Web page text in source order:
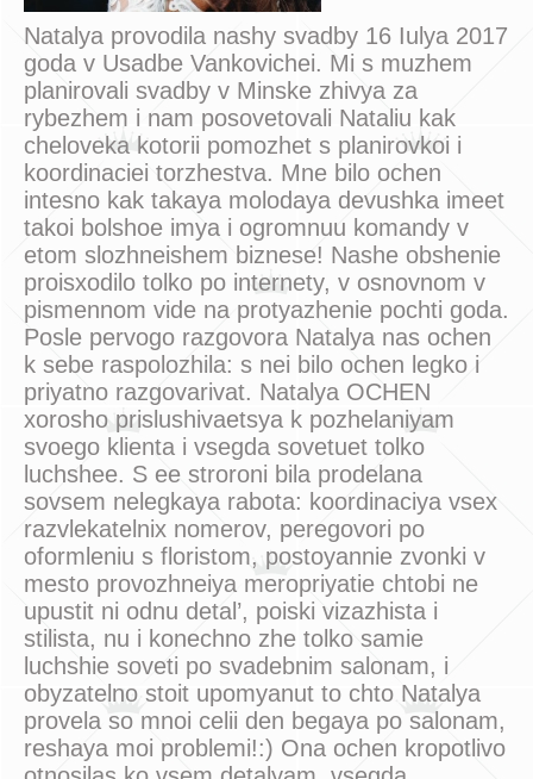
Natalya provodila nashy svadby 16 Iulya 2017
goda v Usadbe Vankovichei. Mi s muzhem
planirovali svadby v Minske zhivya za
rybezhem i nam posovetovali Nataliu kak
cheloveka kotorii pomozhet s planirovkoi i
koordinaciei torzhestva. Mne bilo ochen
intesno kak takaya molodaya devushka imeet
takoi bolshoe imya i ogromnuu komandy v
etom slozhneishem biznese! Nashe obshenie
proisxodilo tolko po internety, v osnovnom v
pismennom vide na protyazhenie pochti goda.
Posle pervogo razgovora Natalya nas ochen
k sebe raspolozhila: s nei bilo ochen legko i
priyatno razgovarivat. Natalya OCHEN
xorosho prislushivaetsya k pozhelaniyam
svoego klienta i vsegda sovetuet tolko
luchshee. S ee stroroni bila prodelana
sovsem nelegkaya rabota: koordinaciya vsex
razvlekatelnix nomerov, peregovori po
oformleniu s floristom, postoyannie zvonki v
mesto provozhneiya meropriyatie chtobi ne
upustit ni odnu detal’, poiski vizazhista i
stilista, nu i konechno zhe tolko samie
luchshie soveti po svadebnim salonam, i
obyzatelno stoit upomyanut to chto Natalya
provela so mnoi celii den begaya po salonam,
reshaya moi problemi!:) Ona ochen kropotlivo